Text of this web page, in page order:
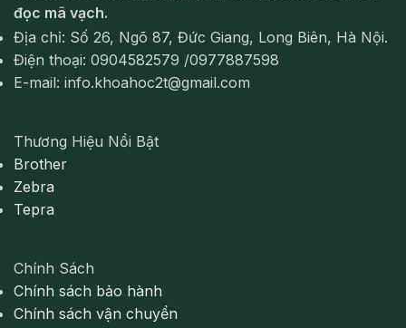
đọc mã vạch.
Địa chỉ: Số 26, Ngõ 87, Đức Giang, Long Biên, Hà Nội.
Điện thoại: 0904582579 /0977887598
E-mail: info.khoahoc2t@gmail.com
Thương Hiệu Nổi Bật
Brother
Zebra
Tepra
Chính Sách
Chính sách bảo hành
Chính sách vận chuyển